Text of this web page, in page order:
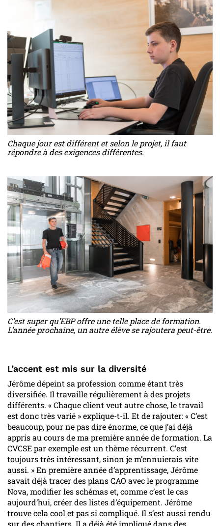
Chaque jour est différent et selon le projet, il faut
répondre à des exigences différentes.
C’est super qu’EBP offre une telle place de formation.
L’année prochaine, un autre élève se rajoutera peut-être.
L’accent est mis sur la diversité
Jérôme dépeint sa profession comme étant très
diversifiée. Il travaille régulièrement à des projets
différents. « Chaque client veut autre chose, le travail
est donc très varié » explique-t-il. Et de rajouter: « C’est
beaucoup, pour ne pas dire énorme, ce que j’ai déjà
appris au cours de ma première année de formation. La
CVCSE par exemple est un thème récurrent. C’est
toujours très intéressant, sinon je m’ennuierais vite
aussi. » En première année d’apprentissage, Jérôme
savait déjà tracer des plans CAO avec le programme
Nova, modifier les schémas et, comme c’est le cas
aujourd’hui, créer des listes d’équipement. Jérôme
trouve cela cool et pas si compliqué. Il s’est aussi rendu